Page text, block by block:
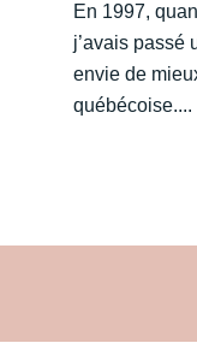
En 1997,
j’avais passé
envie de
québécoise....